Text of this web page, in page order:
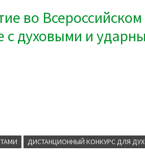
во
с духовыми и
ДИСТАНЦИОННЫЙ КОНКУРС ДЛЯ